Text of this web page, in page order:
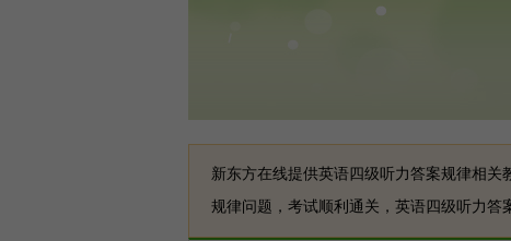
新东方在线提供英语四级听力答案规律相
规律问题，考试顺利通关，英语四级听力答